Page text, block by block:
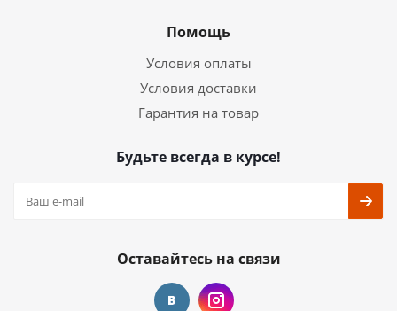
Помощь
Условия оплаты
Условия доставки
Гарантия на товар
Будьте всегда в курсе!
Оставайтесь на связи